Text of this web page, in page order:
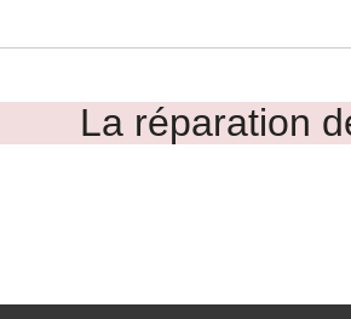
La réparation